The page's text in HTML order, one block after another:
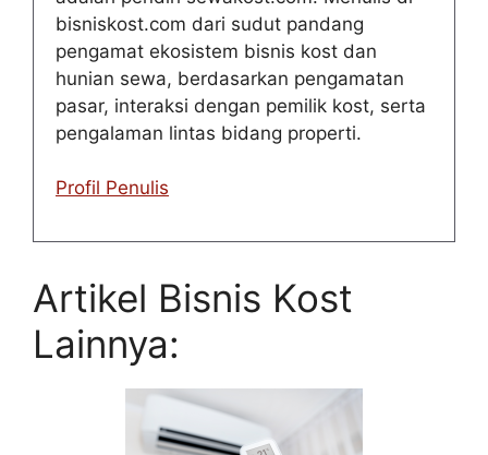
bisniskost.com dari sudut pandang
pengamat ekosistem bisnis kost dan
hunian sewa, berdasarkan pengamatan
pasar, interaksi dengan pemilik kost, serta
pengalaman lintas bidang properti.
Profil Penulis
Artikel Bisnis Kost
Lainnya: